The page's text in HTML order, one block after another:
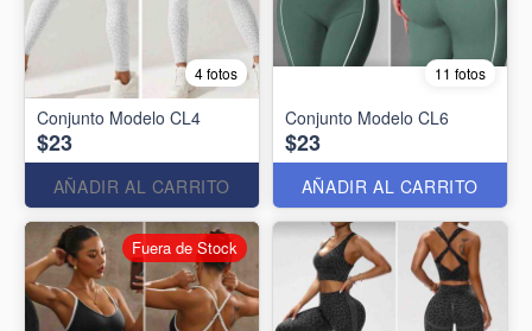
4 fotos
Conjunto Modelo CL4
$23
AÑADIR AL CARRITO
11 fotos
Conjunto Modelo CL6
$23
AÑADIR AL CARRITO
Fuera de Stock